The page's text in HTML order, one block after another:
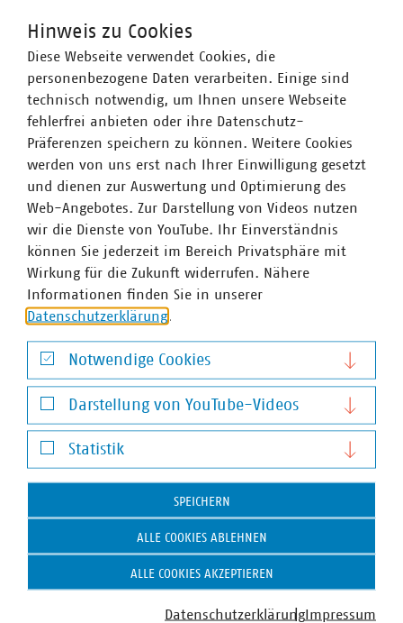
Bürgern genutzt wurde, hat dem PV-Ausbau einen Schub
Strom wird benötigt, um die Wärmewende erfolgreich
umzusetzen. Mit einem Sonderprogramm für Eigenheime,
umfangreicher Beratung durch die Landesenergieagentur
sowie Bürgerinnen und Bürgern bei der Wärmewende
Neben dem Ausbau der erneuerbaren Energien und
Effizienzsteigerungen setzt das Land Hessen außerdem
auf neue Technologien: „Derzeit erarbeiten wir eine
Wasserstoffstrategie für Hessen. „Durch Aufbau einer
erneuerbaren Wasserstoffwirtschaft in Verbindung mit
dem weiteren Ausbau erneuerbarer Energien leisten wir
in Hessen einen erheblichen Beitrag, um die verbindlich
vereinbarten Klimaziele zu erreichen“, so Al-Wazir. Mit
Blick auf die Diskussion über den Um- und Ausbau von
Verteilnetzen sagte er: „Ich verstehe sehr gut, dass
Unternehmen für ihre Investitionen in Gasnetze eine
Planungssicherheit benötigen. Wir werden uns als Land
Hessen in dem regulatorischen Prozess gegenüber der
In Hessen sind 158 kommunale Unternehmen im VKU
organisiert. Die VKU-Mitgliedsunternehmen in Hessen
leisten jährlich Investitionen in Höhe von über
1,1 Milliarden Euro, erwirtschaften einen Umsatz von
Hinweis zu Cookies
Diese Webseite verwendet Cookies, die
personenbezogene Daten verarbeiten. Einige sind
technisch notwendig, um Ihnen unsere Webseite
fehlerfrei anbieten oder ihre Datenschutz-
Präferenzen speichern zu können. Weitere Cookies
werden von uns erst nach Ihrer Einwilligung gesetzt
und dienen zur Auswertung und Optimierung des
Web-Angebotes. Zur Darstellung von Videos nutzen
wir die Dienste von YouTube. Ihr Einverständnis
können Sie jederzeit im Bereich Privatsphäre mit
Wirkung für die Zukunft widerrufen. Nähere
Informationen finden Sie in unserer
Datenschutzerklärung.
Notwendige Cookies
Notwendige Cookies
Darstellung von YouTube-Videos
Darstellung von YouTube-Videos
Statistik
Statistik
SPEICHERN
ALLE COOKIES ABLEHNEN
ALLE COOKIES AKZEPTIEREN
DatenschutzerklärungImpressum